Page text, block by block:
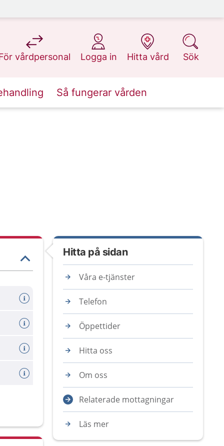
vårdpersonal
på 1177.se
Logga in
på 1177.se
Hitta vård
på 1177.se
Sök
på 1177.se
Så fungerar vården
Hitta på sidan
Våra e-tjänster
Telefon
Öppettider
Hitta oss
Om oss
Relaterade mottagningar
Läs mer